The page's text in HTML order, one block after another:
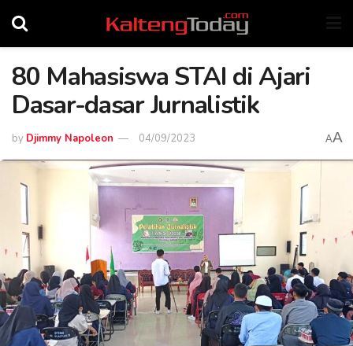
80 Mahasiswa STAI di Ajari
Dasar-dasar Jurnalistik
by Djimmy Napoleon 04/09/2023 AA